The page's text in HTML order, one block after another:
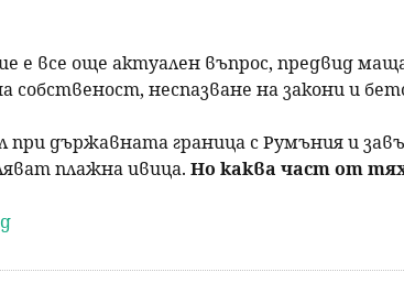
е все още актуален въпрос, предвид
собственост, неспазване на закони и
държавната граница с Румъния и
плажна ивица. Но каква част от